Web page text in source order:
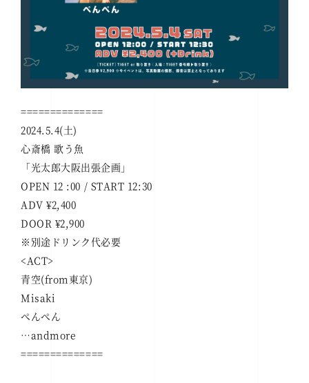
==============
2024.5.4(土)
心斎橋 歌う魚
「光太郎大阪出張企画」
OPEN 12 :00 / START 12:30
ADV ¥2,400
DOOR ¥2,900
※別途ドリンク代必要
<ACT>
青空(from東京)
Misaki
ぺんぺん
…andmore
==============